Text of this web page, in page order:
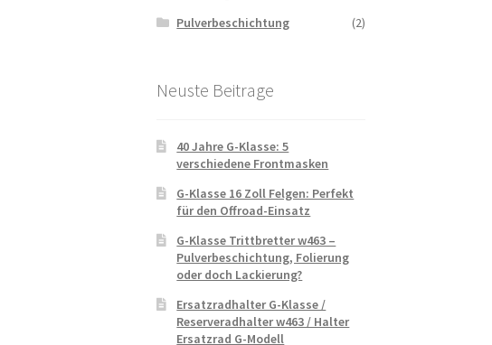
Pulverbeschichtung
(2)
Neuste Beitrage
40 Jahre G-Klasse: 5
verschiedene Frontmasken
G-Klasse 16 Zoll Felgen: Perfekt
für den Offroad-Einsatz
G-Klasse Trittbretter w463 –
Pulverbeschichtung, Folierung
oder doch Lackierung?
Ersatzradhalter G-Klasse /
Reserveradhalter w463 / Halter
Ersatzrad G-Modell